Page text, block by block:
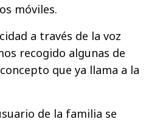
móviles.
a través de la voz
recogido algunas de
que ya llama a la
de la familia se